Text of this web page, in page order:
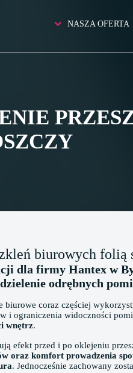
NASZA OFERTA
biurowych folią
dla firmy Hantex w
odrębnych
biurowe coraz częściej
i ograniczenia widoczności
wnętrz.
efekt przed i po oklejeniu
oraz komfort prowadzenia
. Jednocześnie zachowany